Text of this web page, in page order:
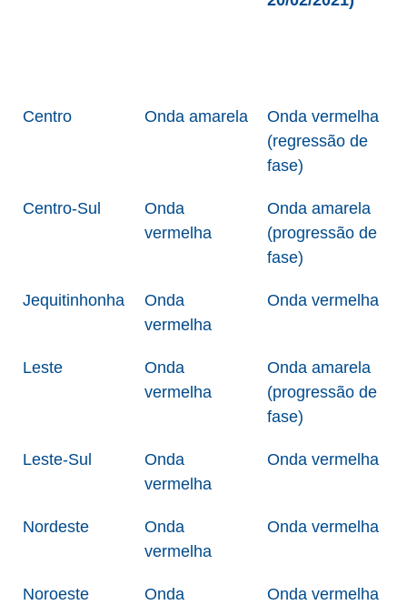
Centro Onda amarela
Onda vermelha
(regressão de
fase)
Centro-Sul
Onda
vermelha
Onda amarela
(progressão de
fase)
Jequitinhonha
Onda
vermelha
Onda vermelha
Leste
Onda
vermelha
Onda amarela
(progressão de
fase)
Leste-Sul
Onda
vermelha
Onda vermelha
Nordeste
Onda
vermelha
Onda vermelha
Noroeste
Onda
Onda vermelha